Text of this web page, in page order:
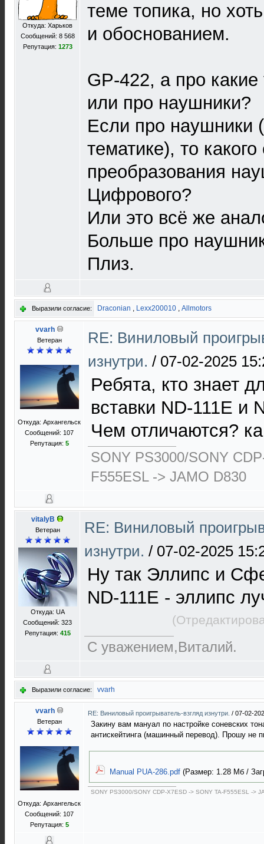
Откуда: Харьков
Сообщений: 8 568
Репутация: 1273
теме топика, но
и обоснованием.
GP-422, а про
или про наушники?
Если про наушники
тематике), то какого
преобразования
Цифрового?
Или это всё же
Больше про
Плиз.
Выразили согласие: Draconian , Lexx200010 , Allmotors
vvarh
Ветеран
Откуда: Архангельск
Сообщений: 107
Репутация: 5
RE: Виниловый
изнутри. / 07-02-2025
Ребята, кто знает
вставки ND-111E и
Чем отличаются?
SONY PS3000/SONY
F555ESL -> JAMO D830
vitalyB
Ветеран
Откуда: UA
Сообщений: 323
Репутация: 415
RE: Виниловый
изнутри. / 07-02-2025
Ну так Эллипс и
ND-111E - эллипс
С уважением,Виталий.
Выразили согласие: vvarh
vvarh
Ветеран
Откуда: Архангельск
Сообщений: 107
Репутация: 5
RE: Виниловый проигрыватель-взгляд изнутри. / 07-02-
Закину вам мануал по настройке соневских
антискейтинга (машинный перевод). Прошу не
Manual PUA-286.pdf(Размер: 1.28 Мб /
SONY PS3000/SONY CDP-X7ESD -> SONY TA-F555ESL ->